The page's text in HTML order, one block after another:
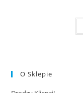
O Sklepie